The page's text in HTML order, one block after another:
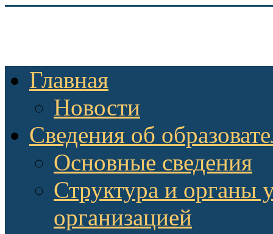
Главная
Новости
Сведения об
Основные сведения
Структура и органы
организацией